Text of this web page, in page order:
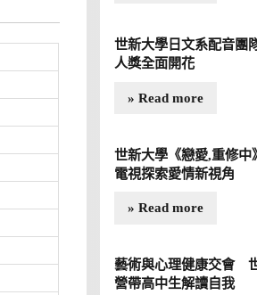
世新大學日文系配音團
人獎全面開花
» Read more
世新大學《戀愛,重修
電視探索愛情新視角
» Read more
藝術與心理健康交會
營帶高中生解讀自我